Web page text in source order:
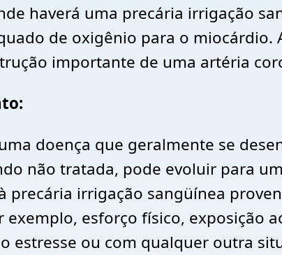
haverá uma precária irrigação
de oxigênio para o
importante de uma artéria
doença que geralmente se
não tratada, pode evoluir para
precária irrigação sangüínea
esforço físico, exposição
estresse ou com qualquer outra